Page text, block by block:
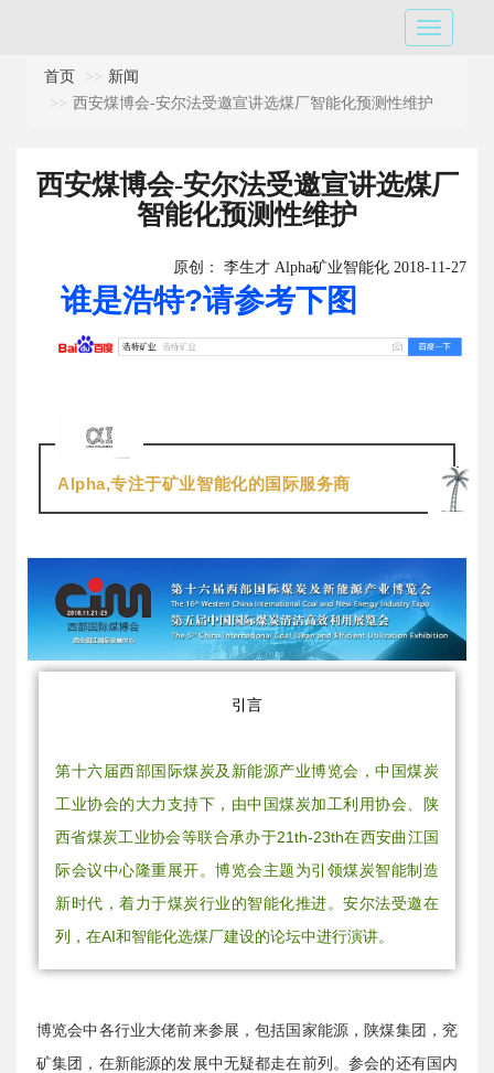
首页
新闻
西安煤博会-安尔法受邀宣讲选煤厂智能化预测性维护
西安煤博会-安尔法受邀宣讲选煤厂
智能化预测性维护
原创： 李生才 Alpha矿业智能化 2018-11-27
谁是浩特?请参考下图
Alpha,专注于矿业智能化的国际服务商
引言
第十六届西部国际煤炭及新能源产业博览会，中国煤炭
工业协会的大力支持下，由中国煤炭加工利用协会、陕
西省煤炭工业协会等联合承办于21th-23th在西安曲江国
际会议中心隆重展开。博览会主题为引领煤炭智能制造
新时代，着力于煤炭行业的智能化推进。安尔法受邀在
列，在AI和智能化选煤厂建设的论坛中进行演讲。
博览会中各行业大佬前来参展，包括国家能源，陕煤集团，兖
矿集团，在新能源的发展中无疑都走在前列。参会的还有国内